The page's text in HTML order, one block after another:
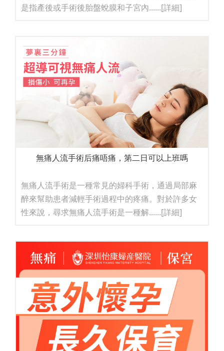
是指產後或手術後胎盤蛻膜和子宮內......[詳細]
無痛人流手術后痛唔痛，第二日可以上班嗎
無痛人流手術是一種常見的婦科手術，通過局部麻
醉來幫助患者減輕手術過程中的疼痛。對於許多女
性來說，尋求無痛人流手術是一種解......[詳細]